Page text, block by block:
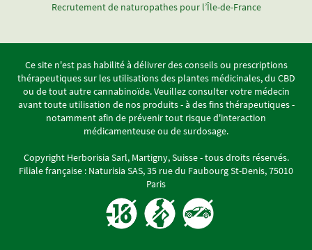
Recrutement de naturopathes pour l’Île-de-France
Ce site n'est pas habilité à délivrer des conseils ou prescriptions
thérapeutiques sur les utilisations des plantes médicinales, du CBD
ou de tout autre cannabinoïde. Veuillez consulter votre médecin
avant toute utilisation de nos produits - à des fins thérapeutiques -
notamment afin de prévenir tout risque d'interaction
médicamenteuse ou de surdosage.
Copyright Herborisia Sarl, Martigny, Suisse - tous droits réservés.
Filiale française : Naturisia SAS, 35 rue du Faubourg St-Denis, 75010
Paris